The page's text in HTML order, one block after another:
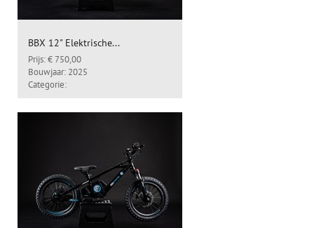
BBX 12" Elektrische...
Prijs: € 750,00
Bouwjaar: 2025
Categorie: